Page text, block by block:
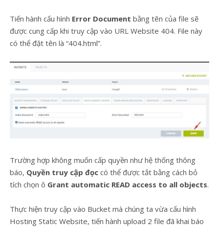
Tiến hành cấu hình Error Document bằng tên của file sẽ
được cung cấp khi truy cập vào URL Website 404. File này
có thể đặt tên là “404.html”.
Trường hợp không muốn cấp quyền như hệ thống thông
báo, Quyền truy cập đọc có thể được tắt bằng cách bỏ
tích chọn ô Grant automatic READ access to all objects.
Thực hiện truy cập vào Bucket mà chúng ta vừa cấu hình
Hosting Static Website, tiến hành upload 2 file đã khai báo